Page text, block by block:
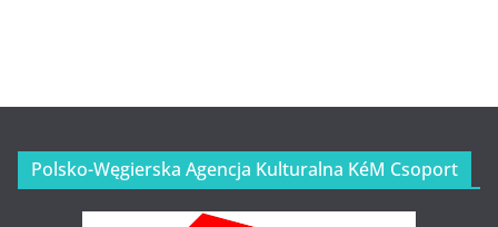
Polsko-Węgierska Agencja Kulturalna KéM Csoport